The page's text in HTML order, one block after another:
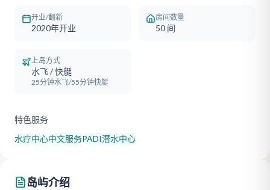
开业/翻新
2020年开业
房间数量
50 间
上岛方式
水飞 / 快艇
25分钟水飞/55分钟快艇
特色服务
水疗中心中文服务PADI潜水中心
岛屿介绍